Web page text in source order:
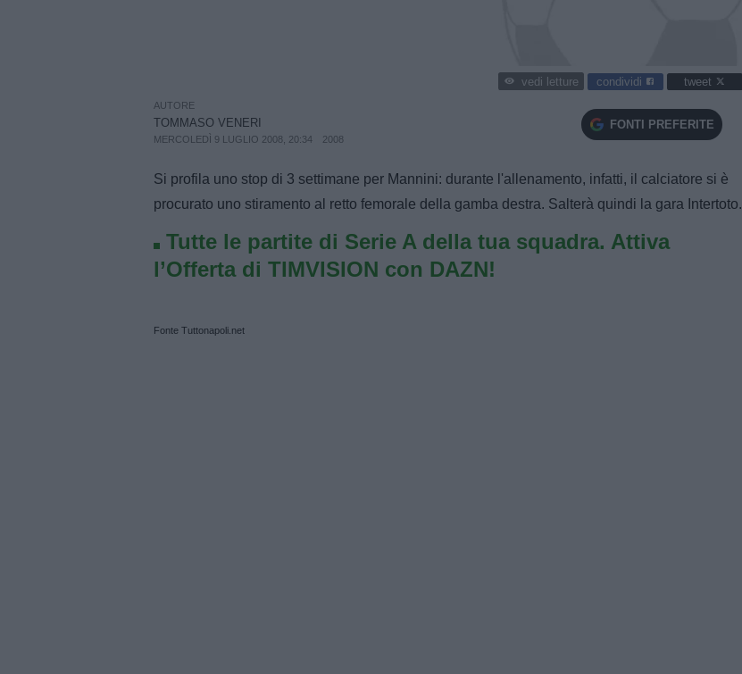
vedi letture condividi tweet
AUTORE
TOMMASO VENERI
MERCOLEDÌ 9 LUGLIO 2008, 20:34 2008
FONTI PREFERITE
Si profila uno stop di 3 settimane per Mannini: durante l'allenamento, infatti, il calciatore si è
procurato uno stiramento al retto femorale della gamba destra. Salterà quindi la gara Intertoto.
Tutte le partite di Serie A della tua squadra. Attiva
l’Offerta di TIMVISION con DAZN!
Fonte Tuttonapoli.net